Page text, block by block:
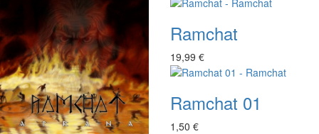
Ramchat
19,99 €
Ramchat 01
1,50 €